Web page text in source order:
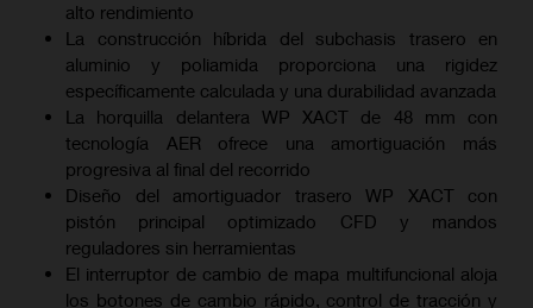
alto rendimiento
La construcción híbrida del subchasis trasero en
aluminio y poliamida proporciona una rigidez
específicamente calculada y una durabilidad avanzada
La horquilla delantera WP XACT de 48 mm con
tecnología AER ofrece una amortiguación más
progresiva al final del recorrido
Diseño del amortiguador trasero WP XACT con
pistón principal optimizado CFD y mandos
reguladores sin herramientas
El interruptor de cambio de mapa multifuncional aloja
los botones de cambio rápido, control de tracción y